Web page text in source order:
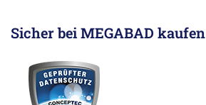
Sicher bei MEGABAD kaufen